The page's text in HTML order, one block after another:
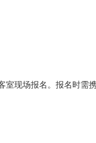
室现场报名。报名时需